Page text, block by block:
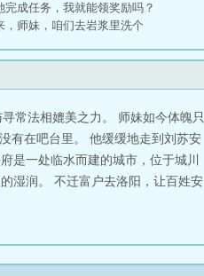
成任务，我就能领奖励吗？
师妹，咱们去岩浆里洗个
以印证自身道果修行奖励一
常法相媲美之力。 师妹如今体魄只
有在吧台里。 他缓缓地走到刘苏安
是一处临水而建的城市，位于城川
湿润。 不迁富户去洛阳，让百姓安